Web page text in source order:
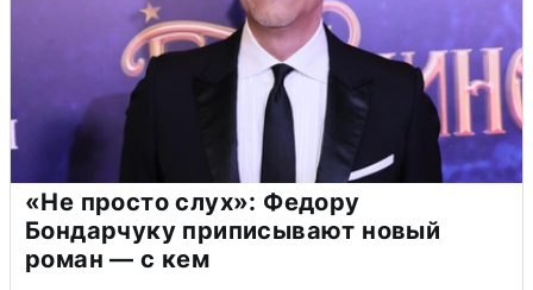
«Не просто слух»: Федору
Бондарчуку приписывают новый
роман — с кем